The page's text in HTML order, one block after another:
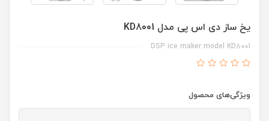
یخ ساز دی اس پی مدل KD8001
DSP ice maker model KD8001
ویژگی‌های محصول